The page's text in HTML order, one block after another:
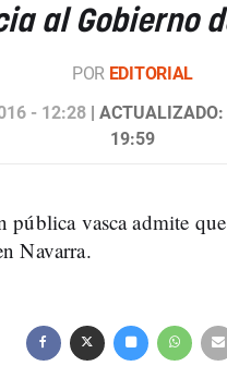
al Gobierno
POR EDITORIAL
- 12:28 |
19:59
pública vasca admite
Navarra.